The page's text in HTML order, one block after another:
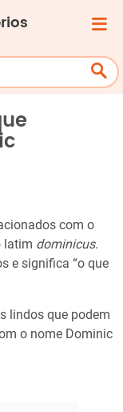
com o
latim dominicus.
e significa “o que
lindos que podem
o nome Dominic